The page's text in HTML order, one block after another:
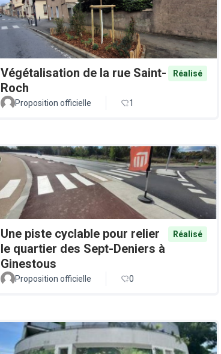
Végétalisation de la rue Saint-
Roch
Réalisé
Proposition officielle 1
Une piste cyclable pour relier
le quartier des Sept-Deniers à
Ginestous
Réalisé
Proposition officielle 0